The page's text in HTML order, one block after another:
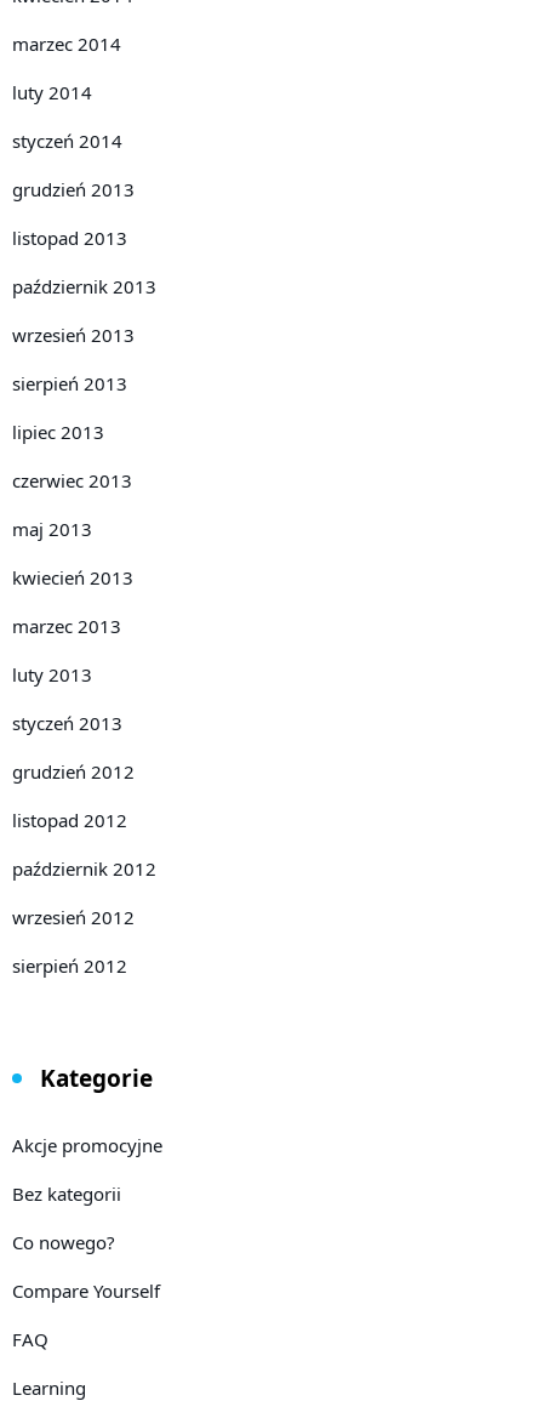
marzec 2014
luty 2014
styczeń 2014
grudzień 2013
listopad 2013
październik 2013
wrzesień 2013
sierpień 2013
lipiec 2013
czerwiec 2013
maj 2013
kwiecień 2013
marzec 2013
luty 2013
styczeń 2013
grudzień 2012
listopad 2012
październik 2012
wrzesień 2012
sierpień 2012
Kategorie
Akcje promocyjne
Bez kategorii
Co nowego?
Compare Yourself
FAQ
Learning